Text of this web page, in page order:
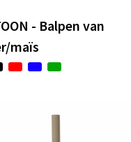
- Balpen van
maïs